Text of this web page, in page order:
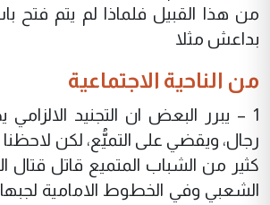
من هذا القبيل فلماذا لم يتم فتح باب
بداعش مثلا
من الناحية الاجتماعية
1 – يبرر البعض ان التجنيد
رجال، ويقضي على التميُّع، لكن
كثير من الشباب المتميع قاتل
الشعبي وفي الخطوط الامامية لجبهات